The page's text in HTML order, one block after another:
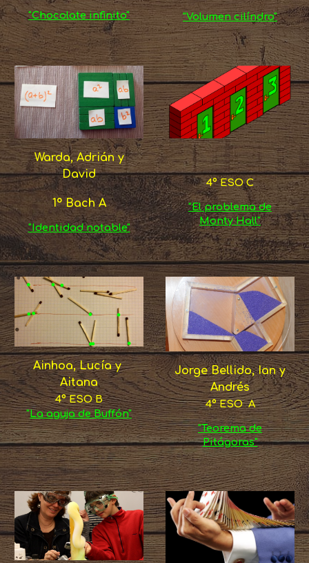
"Chocolate infinito" "Volumen cilíndro"
Warda, Adrián y
David
1º Bach A
"Identidad notable"
4º ESO C
"El problema de
Monty Hall"
Ainhoa, Lucía y
Aitana
4º ESO B
"La aguja de Buffón"
Jorge Bellido, Ian y
Andrés
4º ESO A
"Teorema de
Pitágoras"